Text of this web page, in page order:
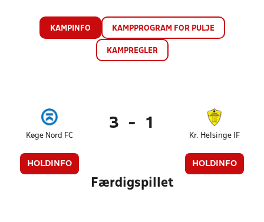
KAMPINFO KAMPPROGRAM FOR PULJE
KAMPREGLER
Køge Nord FC
HOLDINFO
3 - 1
Kr. Helsinge IF
HOLDINFO
Færdigspillet